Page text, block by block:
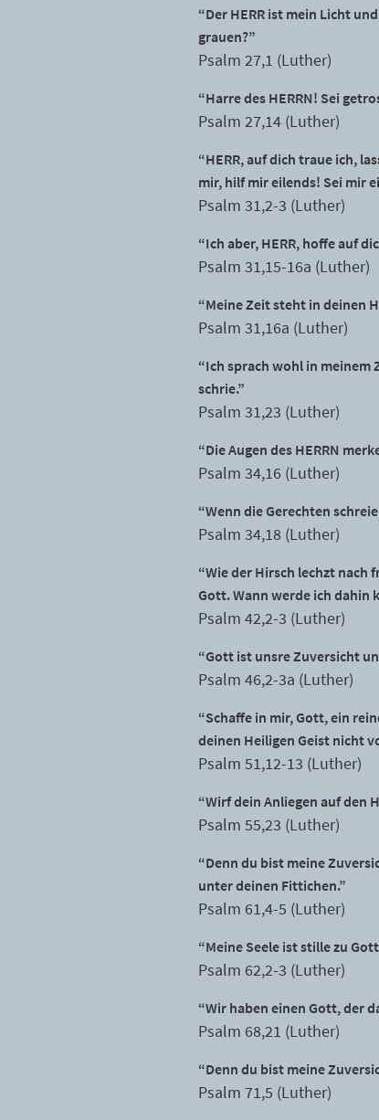
“Der HERR ist mein Licht
grauen?”
Psalm 27,1 (Luther)
“Harre des HERRN! Sei
Psalm 27,14 (Luther)
“HERR, auf dich traue ich,
mir, hilf mir eilends! Sei mir
Psalm 31,2-3 (Luther)
“Ich aber, HERR, hoffe auf
Psalm 31,15-16a (Luther)
“Meine Zeit steht in deinen
Psalm 31,16a (Luther)
“Ich sprach wohl in meinem
schrie.”
Psalm 31,23 (Luther)
“Die Augen des HERRN
Psalm 34,16 (Luther)
“Wenn die Gerechten
Psalm 34,18 (Luther)
“Wie der Hirsch lechzt nach
Gott. Wann werde ich dahin
Psalm 42,2-3 (Luther)
“Gott ist unsre Zuversicht
Psalm 46,2-3a (Luther)
“Schaffe in mir, Gott, ein
deinen Heiligen Geist nicht
Psalm 51,12-13 (Luther)
“Wirf dein Anliegen auf den
Psalm 55,23 (Luther)
“Denn du bist meine
unter deinen Fittichen.”
Psalm 61,4-5 (Luther)
“Meine Seele ist stille zu
Psalm 62,2-3 (Luther)
“Wir haben einen Gott, der
Psalm 68,21 (Luther)
“Denn du bist meine
Psalm 71,5 (Luther)